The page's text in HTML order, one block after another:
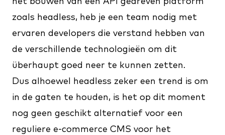
zoals headless, heb je een team nodig met
ervaren developers die verstand hebben van
de verschillende technologieën om dit
überhaupt goed neer te kunnen zetten.
Dus alhoewel headless zeker een trend is om
in de gaten te houden, is het op dit moment
nog geen geschikt alternatief voor een
reguliere e-commerce CMS voor het